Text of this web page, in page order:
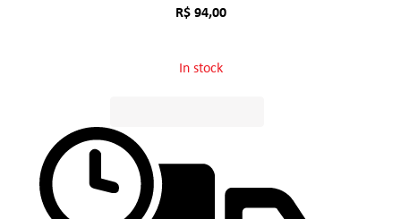
R$94,00
In stock